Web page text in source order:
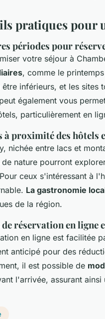
pratiques pour
périodes pour
votre séjour à
, comme le
être inférieurs, et les sites
également vous
particulièrement en
à proximité des hôtels
nichée entre lacs et
de nature pourront
ceux s'intéressant à
La gastronomie
de la région.
réservation en ligne
en ligne est facilitée
anticipé pour des
il est possible de
l'arrivée, assurant